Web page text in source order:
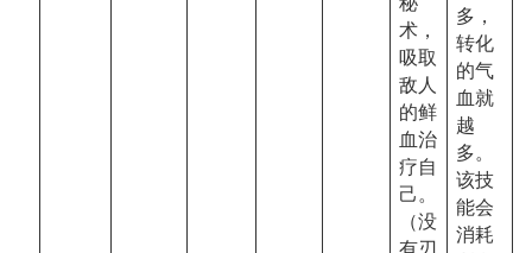
术，
吸取
敌人
的鲜
血治
疗自
己。
（没
多，
转化
的气
血就
越
多。
该技
能会
消耗